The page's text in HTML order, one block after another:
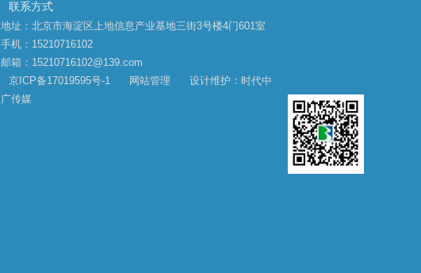
联系方式
地址：北京市海淀区上地信息产业基地三街3号楼4门601室
手机：15210716102
邮箱：15210716102@139.com
京ICP备17019595号-1
网站管理
设计维护：时代中
广传媒